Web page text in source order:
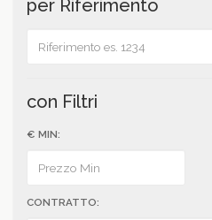
per Riferimento
con Filtri
€ MIN:
CONTRATTO: